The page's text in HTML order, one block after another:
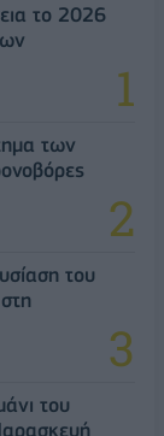
το 2026
των
του
του